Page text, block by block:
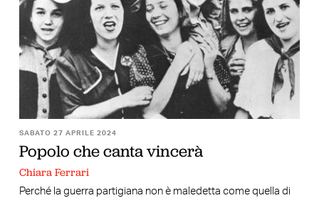
SABATO 27 APRILE 2024
Popolo che canta vincerà
Chiara Ferrari
Perché la guerra partigiana non è maledetta come quella di